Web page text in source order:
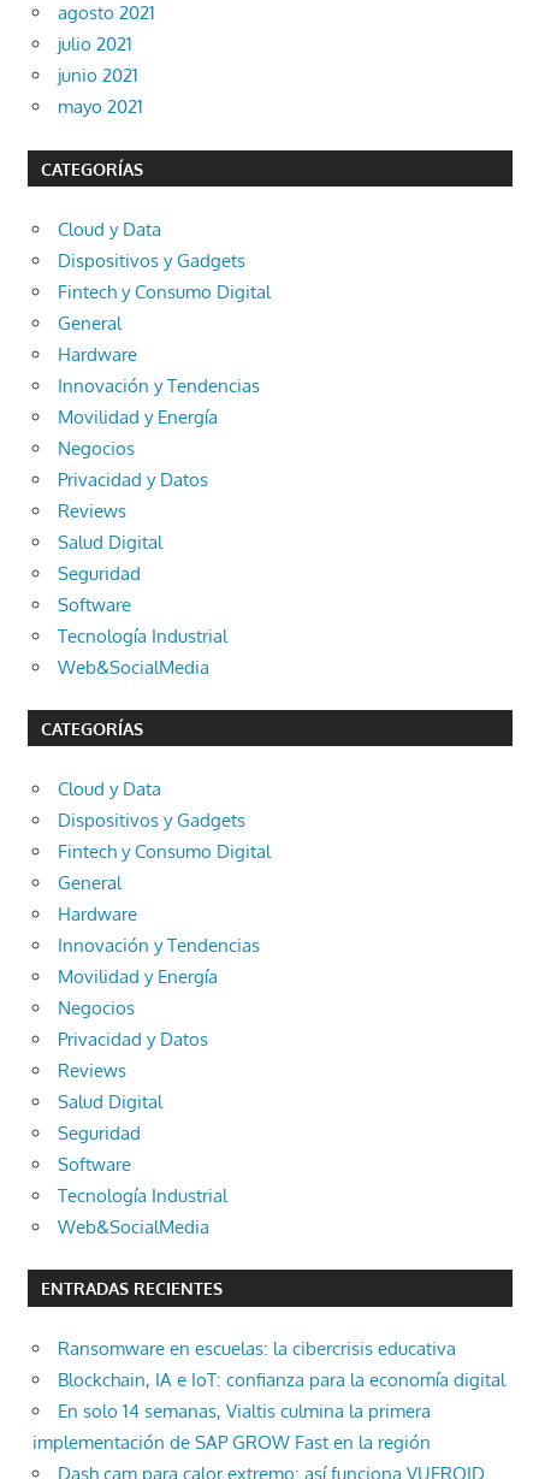
agosto 2021
julio 2021
junio 2021
mayo 2021
CATEGORÍAS
Cloud y Data
Dispositivos y Gadgets
Fintech y Consumo Digital
General
Hardware
Innovación y Tendencias
Movilidad y Energía
Negocios
Privacidad y Datos
Reviews
Salud Digital
Seguridad
Software
Tecnología Industrial
Web&SocialMedia
CATEGORÍAS
Cloud y Data
Dispositivos y Gadgets
Fintech y Consumo Digital
General
Hardware
Innovación y Tendencias
Movilidad y Energía
Negocios
Privacidad y Datos
Reviews
Salud Digital
Seguridad
Software
Tecnología Industrial
Web&SocialMedia
ENTRADAS RECIENTES
Ransomware en escuelas: la cibercrisis educativa
Blockchain, IA e IoT: confianza para la economía digital
En solo 14 semanas, Vialtis culmina la primera
implementación de SAP GROW Fast en la región
Dash cam para calor extremo: así funciona VUEROID